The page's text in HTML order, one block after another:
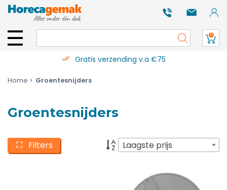
0
Gratis verzending v.a €75
Home Groentesnijders
Groentesnijders
Filters Laagste prijs